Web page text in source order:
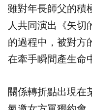
雖對年長師父的積
人共同演出《矢切
的過程中，被對方
在牽手瞬間產生命
關係轉折點出現在